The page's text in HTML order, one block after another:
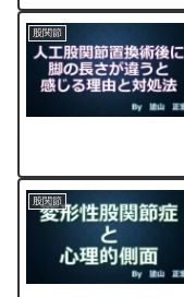
股関節
股関節